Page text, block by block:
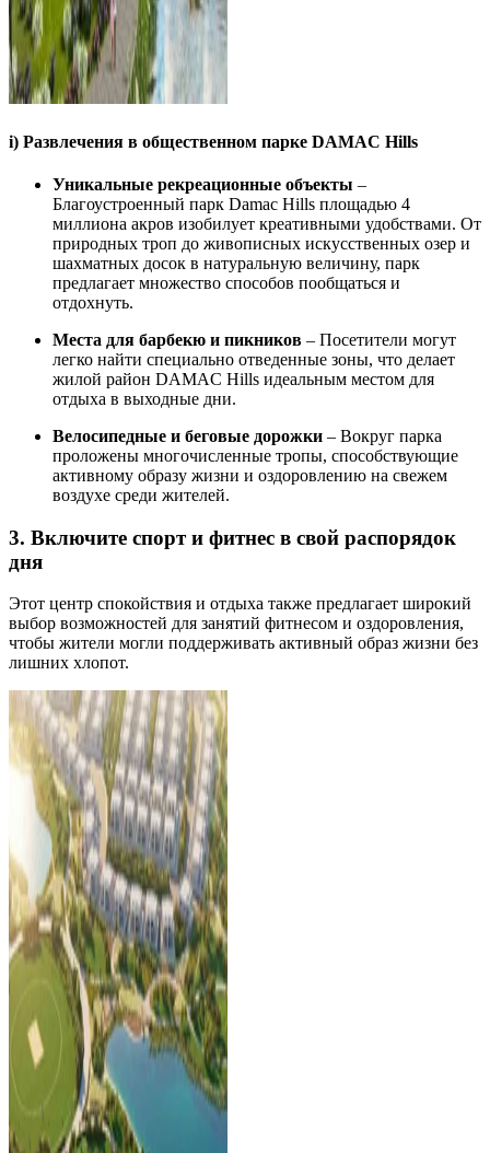
i) Развлечения в общественном парке DAMAC Hills
Уникальные рекреационные объекты –
Благоустроенный парк Damac Hills площадью 4
миллиона акров изобилует креативными удобствами. От
природных троп до живописных искусственных озер и
шахматных досок в натуральную величину, парк
предлагает множество способов пообщаться и
отдохнуть.
Места для барбекю и пикников – Посетители могут
легко найти специально отведенные зоны, что делает
жилой район DAMAC Hills идеальным местом для
отдыха в выходные дни.
Велосипедные и беговые дорожки – Вокруг парка
проложены многочисленные тропы, способствующие
активному образу жизни и оздоровлению на свежем
воздухе среди жителей.
3. Включите спорт и фитнес в свой распорядок
дня
Этот центр спокойствия и отдыха также предлагает широкий
выбор возможностей для занятий фитнесом и оздоровления,
чтобы жители могли поддерживать активный образ жизни без
лишних хлопот.